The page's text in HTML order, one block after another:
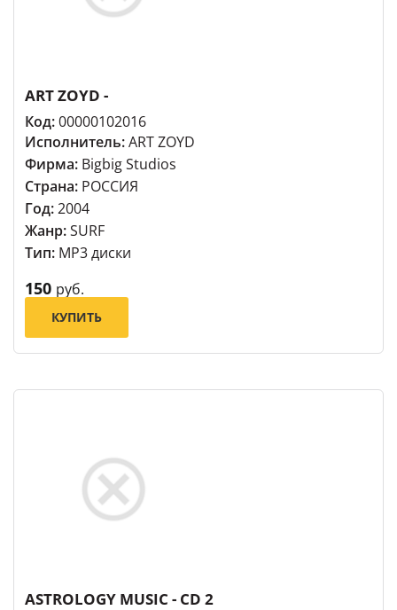
ART ZOYD -
Код:00000102016
Исполнитель:ART ZOYD
Фирма: Bigbig Studios
Страна: РОССИЯ
Год:2004
Жанр:SURF
Тип: MP3 диски
150 руб.
КУПИТЬ
ASTROLOGY MUSIC - CD 2